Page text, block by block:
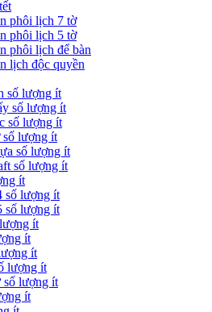
phôi lịch 7 tờ
phôi lịch 5 tờ
phôi lịch để bàn
lịch độc quyền
số lượng ít
số lượng ít
số lượng ít
số lượng ít
số lượng ít
số lượng ít
ít
số lượng ít
số lượng ít
ít
ít
ít
lượng ít
số lượng ít
ít